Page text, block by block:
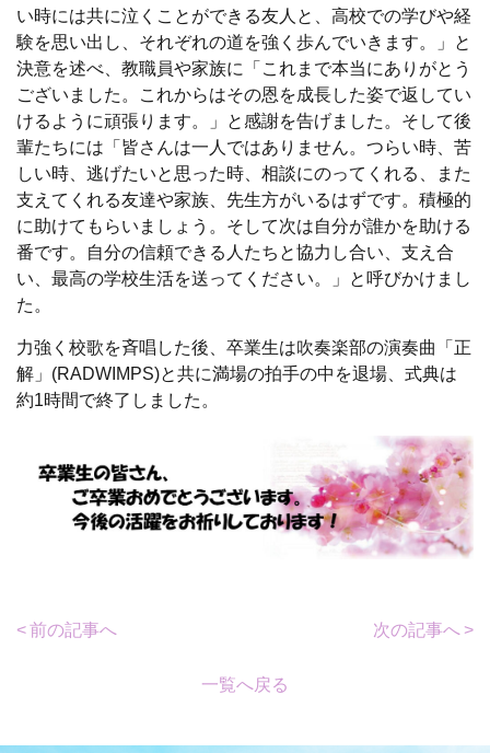
い時には共に泣くことができる友人と、高校での学びや経
験を思い出し、それぞれの道を強く歩んでいきます。」と
決意を述べ、教職員や家族に「これまで本当にありがとう
ございました。これからはその恩を成長した姿で返してい
けるように頑張ります。」と感謝を告げました。そして後
輩たちには「皆さんは一人ではありません。つらい時、苦
しい時、逃げたいと思った時、相談にのってくれる、また
支えてくれる友達や家族、先生方がいるはずです。積極的
に助けてもらいましょう。そして次は自分が誰かを助ける
番です。自分の信頼できる人たちと協力し合い、支え合
い、最高の学校生活を送ってください。」と呼びかけまし
た。
力強く校歌を斉唱した後、卒業生は吹奏楽部の演奏曲「正
解」(RADWIMPS)と共に満場の拍手の中を退場、式典は
約1時間で終了しました。
前の記事へ
一覧へ戻る
次の記事へ